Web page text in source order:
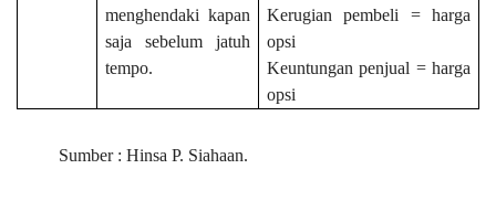
menghendaki kapan
saja sebelum jatuh
tempo.
Kerugian pembeli = harga
opsi
Keuntungan penjual = harga
opsi
Sumber : Hinsa P. Siahaan.